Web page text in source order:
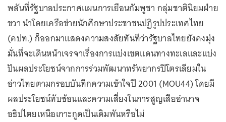
พลันที่รัฐบาลประกาศแผนการเยือนกัมพูชา กลุ่มชาตินิยมฝ่าย
ขวา นำโดยเครือข่ายนักศึกษาประชาชนปฏิรูปประเทศไทย
(คปท.) ก็ออกมาแสดงความสงสัยทันทีว่ารัฐบาลไทยยังคงมุ่ง
มั่นที่จะเดินหน้าเจรจาเรื่องการแบ่งเขตแดนทางทะเลและแบ่ง
ปันผลประโยชน์จากการร่วมพัฒนาทรัพยากรปิโตรเลียมใน
อ่าวไทยตามกรอบบันทึกความเข้าใจปี 2001 (MOU44) โดยมี
ผลประโยชน์ทับซ้อนและความเสี่ยงในการสูญเสียอำนาจ
อธิปไตยเหนือเกาะกูดเป็นเดิมพันหรือไม่